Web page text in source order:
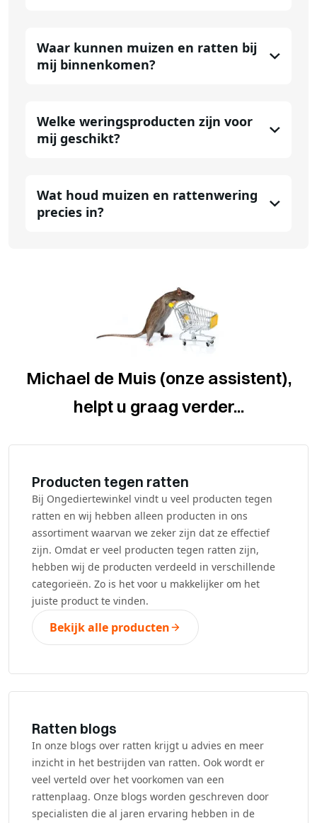
Waar kunnen muizen en ratten bij
mij binnenkomen?
Welke weringsproducten zijn voor
mij geschikt?
Wat houd muizen en rattenwering
precies in?
Michael de Muis (onze assistent),
helpt u graag verder...
Producten tegen ratten
Bij Ongediertewinkel vindt u veel producten tegen
ratten en wij hebben alleen producten in ons
assortiment waarvan we zeker zijn dat ze effectief
zijn. Omdat er veel producten tegen ratten zijn,
hebben wij de producten verdeeld in verschillende
categorieën. Zo is het voor u makkelijker om het
juiste product te vinden.
Bekijk alle producten
Ratten blogs
In onze blogs over ratten krijgt u advies en meer
inzicht in het bestrijden van ratten. Ook wordt er
veel verteld over het voorkomen van een
rattenplaag. Onze blogs worden geschreven door
specialisten die al jaren ervaring hebben in de